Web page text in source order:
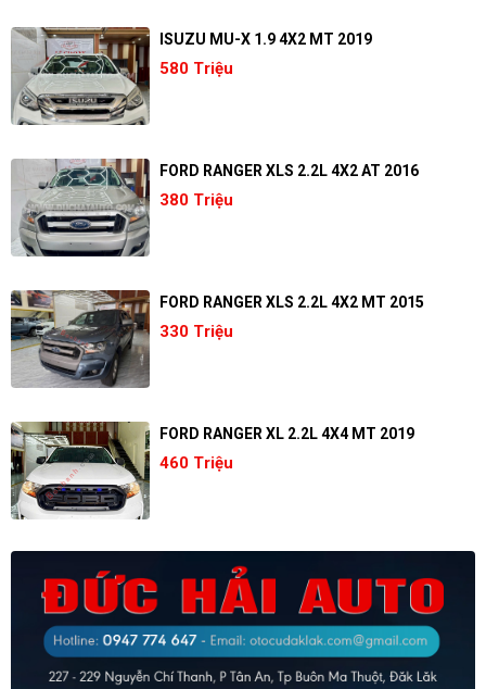
ISUZU MU-X 1.9 4X2 MT 2019
580 Triệu
FORD RANGER XLS 2.2L 4X2 AT 2016
380 Triệu
FORD RANGER XLS 2.2L 4X2 MT 2015
330 Triệu
FORD RANGER XL 2.2L 4X4 MT 2019
460 Triệu